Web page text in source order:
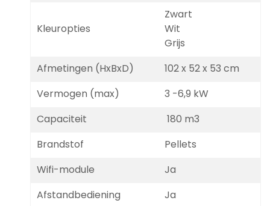
Kleuropties
Zwart
Wit
Grijs
Afmetingen (HxBxD)
102 x 52 x 53 cm
Vermogen (max)
3 -6,9 kW
Capaciteit
180 m3
Brandstof
Pellets
Wifi-module
Ja
Afstandbediening
Ja